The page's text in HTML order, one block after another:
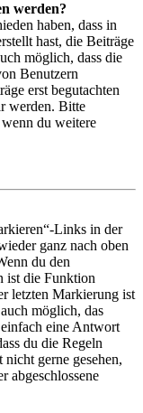
werden?
haben, dass in
hast, die Beiträge
möglich, dass die
Benutzern
erst begutachten
werden. Bitte
du weitere
Links in der
ganz nach oben
du den
ist die Funktion
letzten Markierung ist
möglich, das
eine Antwort
du die Regeln
gerne gesehen,
abgeschlossene